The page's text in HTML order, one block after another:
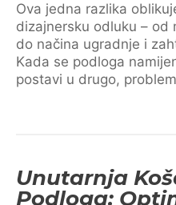
Ova jedna razlika
dizajnersku odluku – od
do načina ugradnje i
Kada se podloga
postavi u drugo,
Unutarnja
Podloga: